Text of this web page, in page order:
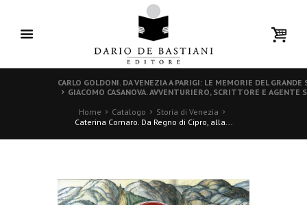
CARLO GOLDONI. DA VENEZIA A PARIGI: LE MEMORIE DEL
GIACOMO CASANOVA. AVVENTURIERO, SCRITTORE E AGENTE
Home
Catalogo
Storia di Venezia
Caterina Cornaro. Da Regno di Cipro, alla...